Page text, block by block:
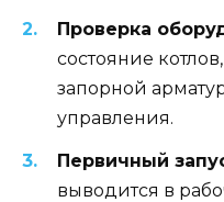
Проверка
состояние
запорной
управления.
Первичный
выводится в